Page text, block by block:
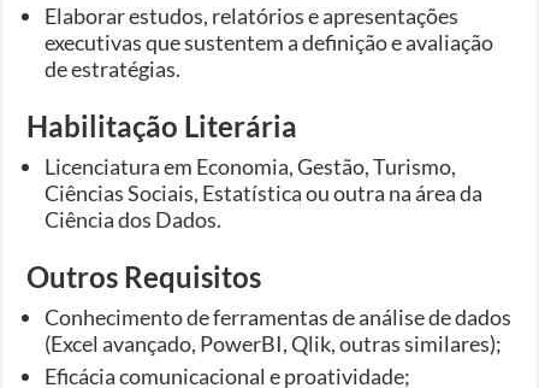
Elaborar estudos, relatórios e apresentações
executivas que sustentem a definição e avaliação
de estratégias.
Habilitação Literária
Licenciatura em Economia, Gestão, Turismo,
Ciências Sociais, Estatística ou outra na área da
Ciência dos Dados.
Outros Requisitos
Conhecimento de ferramentas de análise de dados
(Excel avançado, PowerBI, Qlik, outras similares);
Eficácia comunicacional e proatividade;